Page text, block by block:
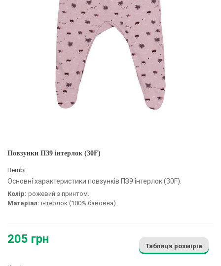
Повзунки ПЗ9 інтерлок (30F)
Bembi
Основні характеристики повзунків ПЗ9 інтерлок (30F):
Колір: рожевий з принтом.
Матеріал: інтерлок (100% бавовна).
205 грн
Таблиця розмірів